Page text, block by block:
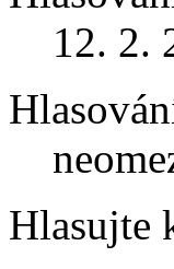
12. 2.
Hlasujte